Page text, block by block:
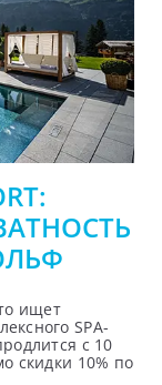
ищет
SPA-
с 10
скидки 10% по